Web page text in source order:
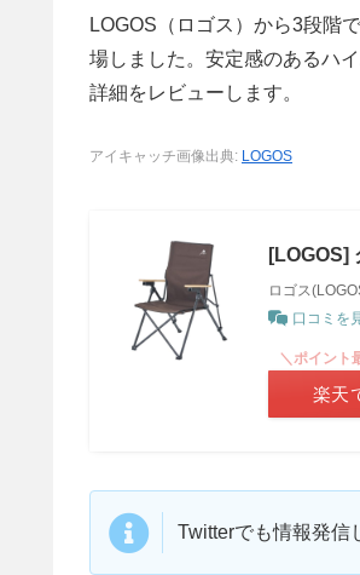
LOGOS（ロゴス）から3段階
場しました。安定感のあるハ
詳細をレビューします。
アイキャッチ画像出典: LOGOS
[LOGOS]
ロゴス
口コミを
＼ポイント
楽天
Twitterでも情報発信